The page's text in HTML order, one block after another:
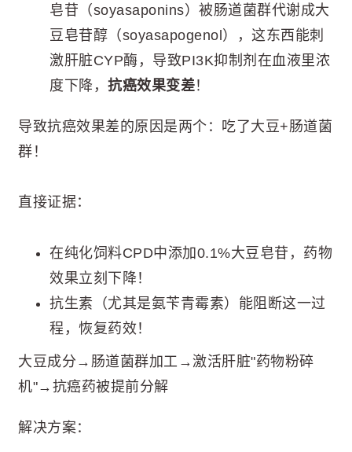
皂苷（soyasaponins）被肠道菌群代谢成大
豆皂苷醇（soyasapogenol），这东西能刺
激肝脏CYP酶，导致PI3K抑制剂在血液里浓
度下降， 抗癌效果变差！
导致抗癌效果差的原因是两个：吃了大豆+肠道菌
群！
直接证据：
在纯化饲料CPD中添加0.1%大豆皂苷，药物
效果立刻下降！
抗生素（尤其是氨苄青霉素）能阻断这一过
程，恢复药效！
大豆成分→肠道菌群加工→激活肝脏"药物粉碎
机"→抗癌药被提前分解
解决方案：